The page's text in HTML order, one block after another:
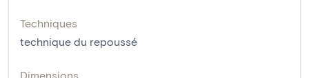
Techniques
technique du repoussé
Dimensions